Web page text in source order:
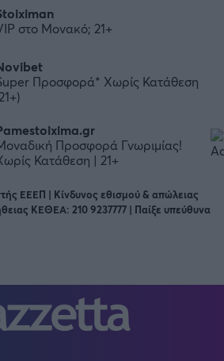
στο Μονακό; 21+
Προσφορά* Χωρίς Κατάθεση
Προσφορά Γνωριμίας!
Κατάθεση | 21+
ΕΕΕΠ | Κίνδυνος εθισμού & απώλειας
ΚΕΘΕΑ: 210 9237777 | Παίξε υπεύθυνα